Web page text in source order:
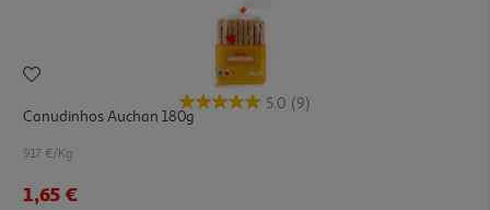
5.0 (9)
Canudinhos Auchan 180g
9.17 €/Kg
1,65 €